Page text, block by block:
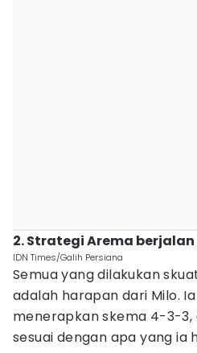
2. Strategi Arema
IDN Times/Galih Persiana
Semua yang dilakukan
adalah harapan dari Milo.
menerapkan skema 4-3-3,
sesuai dengan apa yang ia